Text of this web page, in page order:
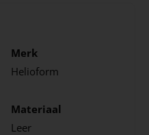
Merk
Helioform
Materiaal
Leer